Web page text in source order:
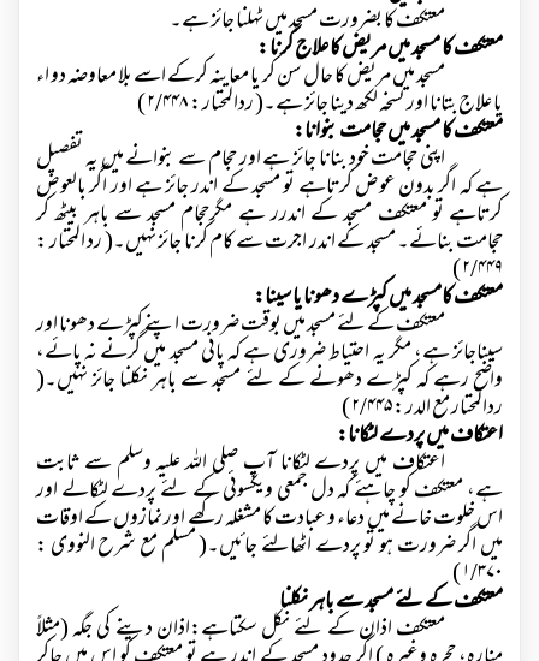
معتکف کا بضرورت مسجد میں ٹہلنا جائز ہے۔
معتکف کا مسجد میں مریض کا علاج کرنا :
مسجد میں مریض کا حال سن کر یا معاینہ کرکے اسے بلا معاوضہ دو اء
یا علاج بتانا اور نسخہ لکھ دینا جائز ہے۔( ردالمحتار :۲/۴۴۸ )
معتکف کا مسجد میں حجامت بنوانا:
اپنی حجامت خود بنانا جائز ہے اور حجام سے بنوانے میں یہ تفصیل
ہے کہ اگر بدون عوض کرتاہے تو مسجد کے اندر جائز ہے اور اگر بالعوض
کرتاہے تو معتکف مسجد کے اندرر ہے مگرحجام مسجد سے باہر بیٹھ کر
حجامت بنائے۔ مسجد کے اندر اجرت سے کام کرنا جائز نہیں۔( رد المحتار :
۲/۴۴۹ )
معتکف کامسجد میں کپڑے دھونا یا سینا:
معتکف کے لئے مسجد میں بوقت ضرورت اپنے کپڑے دھونا اور
سیناجائز ہے، مگر یہ احتیاط ضروری ہے کہ پانی مسجد میں گرنے نہ پائے،
واضح رہے کہ کپڑے دھونے کے لئے مسجد سے باہر نکلنا جائز نہیں۔(
ردالمحتار مع الدر :۲/۴۴۵ )
اعتکاف میں پردے لٹکانا:
اعتکاف میں پردے لٹکانا آپ صلی اللہ علیہ وسلم سے ثابت
ہے، معتکف کو چاہئے کہ دل جمعی ویکسوئی کے لئے پردے لٹکالے اور
اس خلوت خانے میں دعاء و عبادت کا مشغلہ رکھے اور نمازوں کے اوقات
میں اگر ضرورت ہو تو پردے اٹھالئے جائیں۔( مسلم مع شرح النووی :
۱/۳۷۰ )
معتکف کے لئے مسجد سے باہر نکلنا
معتکف اذان کے لئے نکل سکتاہے:اذان دینے کی جگہ (مثلاً